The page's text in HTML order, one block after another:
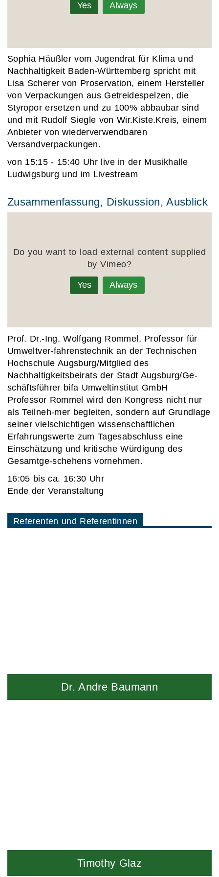
Yes Always
Sophia Häußlervom Jugendrat für Klima und
Nachhaltigkeit Baden-Württemberg spricht mit
Lisa Scherer von Proservation, einem Hersteller
von Verpackungen aus Getreidespelzen, die
Styropor ersetzen und zu 100% abbaubar sind
und mit Rudolf Siegle von Wir.Kiste.Kreis, einem
Anbieter von wiederverwendbaren
Versandverpackungen.
von 15:15 - 15:40 Uhr live in der Musikhalle
Ludwigsburg und im Livestream
Zusammenfassung, Diskussion, Ausblick
Do you want to load external content supplied
byVimeo?
Yes Always
Prof. Dr.-Ing. Wolfgang Rommel , Professor für
Umweltver-fahrenstechnik an der Technischen
Hochschule Augsburg/Mitglied des
Nachhaltigkeitsbeirats der Stadt Augsburg/Ge-
schäftsführer bifa Umweltinstitut GmbH
Professor Rommel wird den Kongress nicht nur
als Teilneh-mer begleiten, sondern auf Grundlage
seiner vielschichtigen wissenschaftlichen
Erfahrungswerte zum Tagesabschluss eine
Einschätzung und kritische Würdigung des
Gesamtge-schehens vornehmen.
16:05 bis ca. 16:30 Uhr
Ende der Veranstaltung
Referenten und Referentinnen
Dr. Andre Baumann
Timothy Glaz